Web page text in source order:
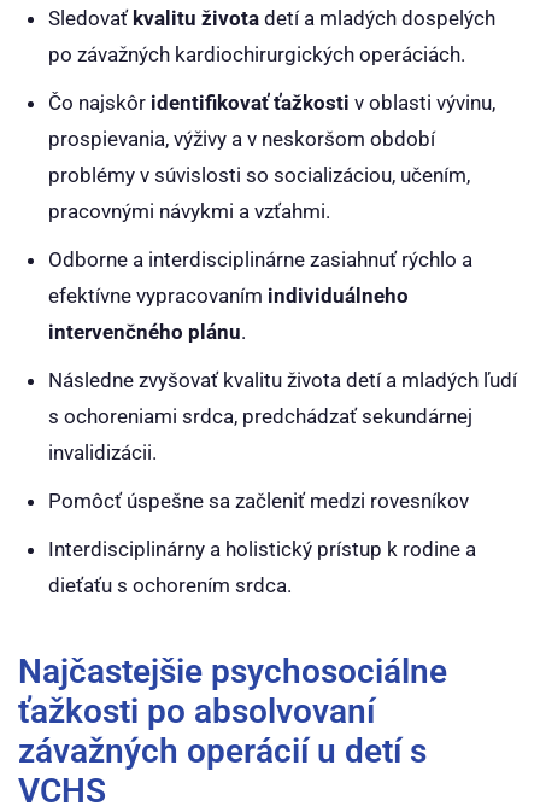
Sledovať kvalitu života detí a mladých dospelých
po závažných kardiochirurgických operáciách.
Čo najskôr identifikovať ťažkosti v oblasti vývinu,
prospievania, výživy a v neskoršom období
problémy v súvislosti so socializáciou, učením,
pracovnými návykmi a vzťahmi.
Odborne a interdisciplinárne zasiahnuť rýchlo a
efektívne vypracovaním individuálneho
intervenčného plánu.
Následne zvyšovať kvalitu života detí a mladých ľudí
s ochoreniami srdca, predchádzať sekundárnej
invalidizácii.
Pomôcť úspešne sa začleniť medzi rovesníkov
Interdisciplinárny a holistický prístup k rodine a
dieťaťu s ochorením srdca.
Najčastejšie psychosociálne
ťažkosti po absolvovaní
závažných operácií u detí s
VCHS